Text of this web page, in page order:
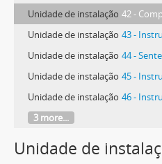
Unidade de instalação 42 -
Unidade de instalação 43 -
Unidade de instalação 44 - Sentença cível da
Unidade de instalação 45 -
Unidade de instalação 46 -
3 more...
Unidade de